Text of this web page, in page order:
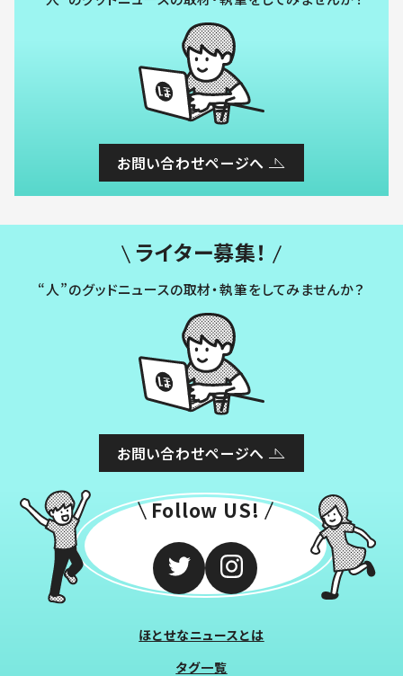
お問い合わせページへ
ライター募集！
“人”のグッドニュースの取材・執筆をしてみませんか？
お問い合わせページへ
Follow US!
ほとせなニュースとは
タグ一覧